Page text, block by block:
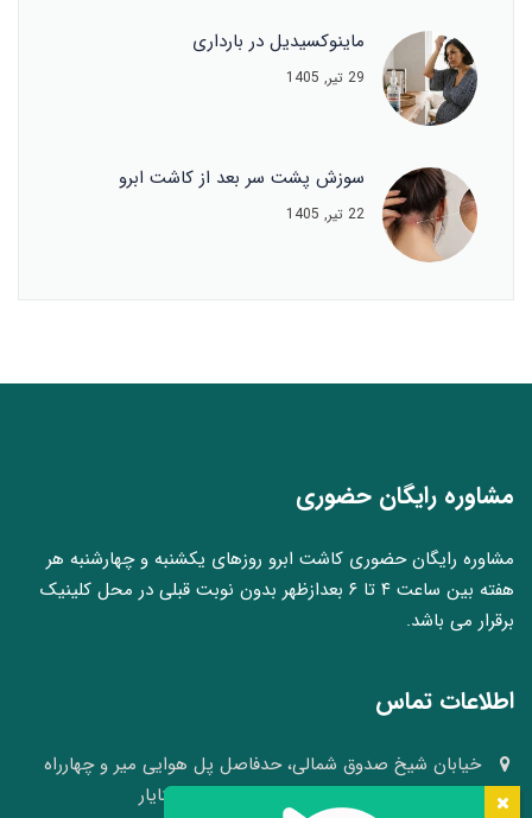
ماینوکسیدیل در بارداری
29 تیر, 1405
سوزش پشت سر بعد از کاشت ابرو
22 تیر, 1405
مشاوره رایگان حضوری
مشاوره رایگان حضوری کاشت ابرو روزهای یکشنبه و چهارشنبه هر
هفته بین ساعت ۴ تا ۶ بعدازظهر بدون نوبت قبلی در محل کلینیک
برقرار می باشد.
اطلاعات تماس
خیابان شیخ صدوق شمالی، حدفاصل پل هوایی میر و چهارراه
وکلا، نبش کوچه ۴۱، کلینیک پوست و مو سینایار